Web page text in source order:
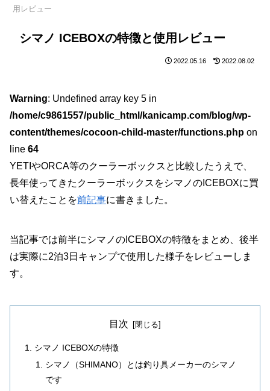
用レビュー
シマノ ICEBOXの特徴と使用レビュー
2022.05.16 2022.08.02
Warning: Undefined array key 5 in
/home/c9861557/public_html/kanicamp.com/blog/wp-
content/themes/cocoon-child-master/functions.php on
line 64
YETIやORCA等のクーラーボックスと比較したうえで、
長年使ってきたクーラーボックスをシマノのICEBOXに買
い替えたことを前記事に書きました。
当記事では前半にシマノのICEBOXの特徴をまとめ、後半
は実際に2泊3日キャンプで使用した様子をレビューしま
す。
目次
シマノ ICEBOXの特徴
シマノ（SHIMANO）とは釣り具メーカーのシマノ
です